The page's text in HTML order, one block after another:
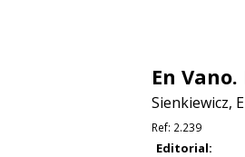
En
Sienkiewicz,
Ref: 2.239
Editorial: